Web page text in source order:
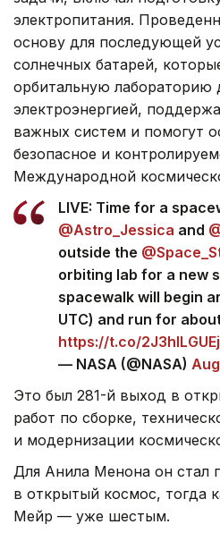
электропитания.
основу для последующей
солнечных батарей,
орбитальную лабораторию
электроэнергией,
важных систем и помогут
безопасное и
Международной
LIVE: Time for a
@Astro_Jessica and
outside the
orbiting lab for a new
spacewalk will begin
UTC) and run for
https://t.co/2J3hlLGUEj
— NASA (@NASA)
Это был 281-й выход в
работ по сборке,
и модернизации
Для Анила Менона он стал
в открытый космос, тогда
Мейр — уже шестым.